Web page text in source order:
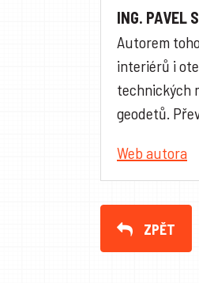
ING. PAVEL
Autorem
interiérů i
technických
geodetů.
Web autora
ZPĚT